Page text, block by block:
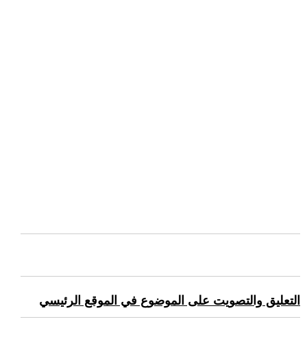
التعليق والتصويت على الموضوع في الموقع الرئيسي